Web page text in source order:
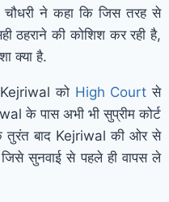
ने कहा कि जिस तरह से
ठहराने की कोशिश कर रही है,
क्या है.
Kejriwal को High Court से
के पास अभी भी सुप्रीम कोर्ट
के तुरंत बाद Kejriwal की ओर से
जिसे सुनवाई से पहले ही वापस ले